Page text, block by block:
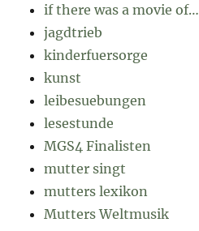
if there was a movie of…
jagdtrieb
kinderfuersorge
kunst
leibesuebungen
lesestunde
MGS4 Finalisten
mutter singt
mutters lexikon
Mutters Weltmusik